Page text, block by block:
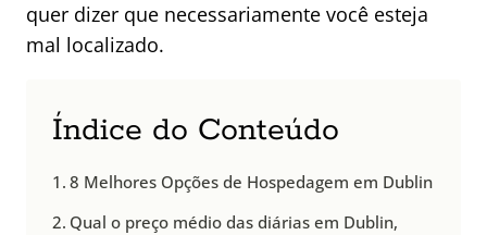
quer dizer que necessariamente você esteja
mal localizado.
Índice do Conteúdo
8 Melhores Opções de Hospedagem em Dublin
Qual o preço médio das diárias em Dublin,